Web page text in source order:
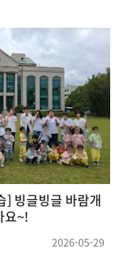
아동가정복지학